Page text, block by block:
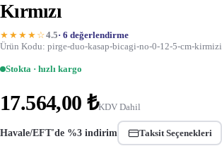
Kırmızı
★★★★☆4.5· 6 değerlendirme
Ürün Kodu: pirge-duo-kasap-bicagi-no-0-12-5-cm-kirmizi
Stokta · hızlı kargo
17.564,00 ₺KDV Dahil
Havale/EFT'de %3 indirim Taksit Seçenekleri